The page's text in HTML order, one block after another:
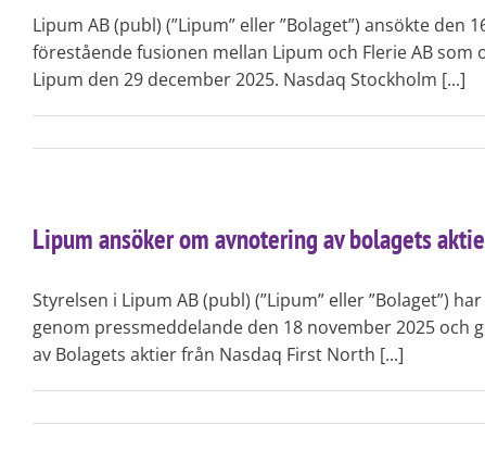
Lipum AB (publ) (”Lipum” eller ”Bolaget”) ansökte
förestående fusionen mellan Lipum och Flerie AB
Lipum den 29 december 2025. Nasdaq Stockholm [...]
Lipum ansöker om avnotering av bolagets
Styrelsen i Lipum AB (publ) (”Lipum” eller ”Bolaget”)
genom pressmeddelande den 18 november 2025
av Bolagets aktier från Nasdaq First North [...]